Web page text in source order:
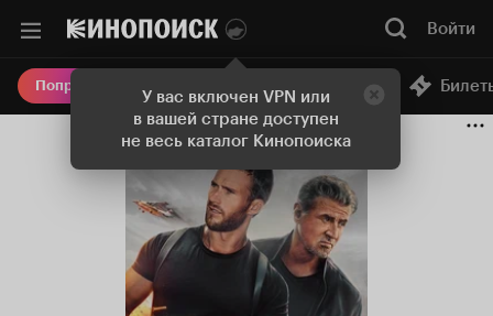
У вас включен VPN или
в вашей стране доступен
не весь каталог Кинопоиска
Войти
Попробовать Плюс Онлайн-кинотеатр